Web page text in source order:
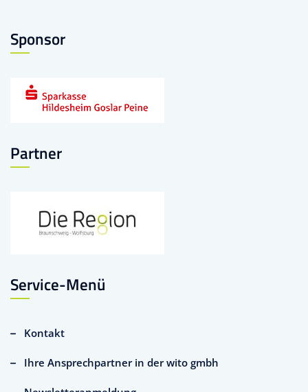
Sponsor
Partner
Service-Menü
Kontakt
Ihre Ansprechpartner in der wito gmbh